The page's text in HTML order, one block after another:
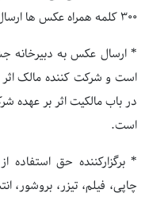
۳۰۰ کلمه همراه عکس ها ارسال گردد.
* ارسال عکس به دبیرخانه
است و شرکت کننده مالک
در باب مالکیت اثر بر عهده
است.
* برگزارکننده حق
چاپی، فیلم، تیزر، بروشور،